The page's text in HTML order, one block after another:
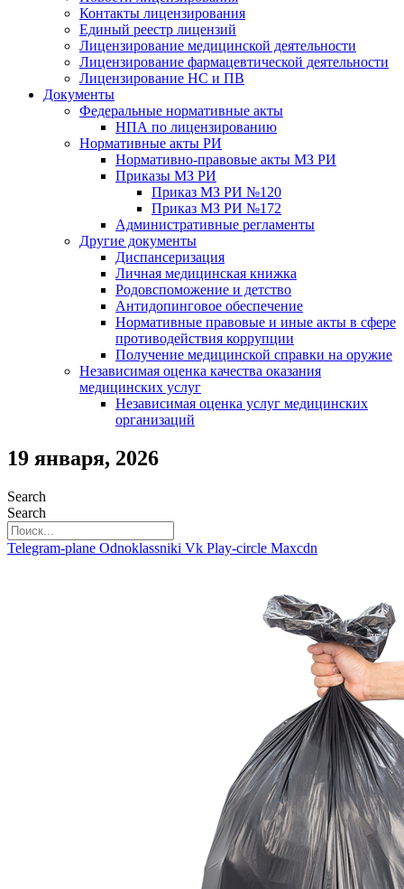
Контакты лицензирования
Единый реестр лицензий
Лицензирование медицинской деятельности
Лицензирование фармацевтической деятельности
Лицензирование НС и ПВ
Документы
Федеральные нормативные акты
НПА по лицензированию
Нормативные акты РИ
Нормативно-правовые акты МЗ РИ
Приказы МЗ РИ
Приказ МЗ РИ №120
Приказ МЗ РИ №172
Административные регламенты
Другие документы
Диспансеризация
Личная медицинская книжка
Родовспоможение и детство
Антидопинговое обеспечение
Нормативные правовые и иные акты в сфере
противодействия коррупции
Получение медицинской справки на оружие
Независимая оценка качества оказания
медицинских услуг
Независимая оценка услуг медицинскиx
организаций
19 января, 2026
Search
Search
Telegram-plane Odnoklassniki Vk Play-circle Maxcdn